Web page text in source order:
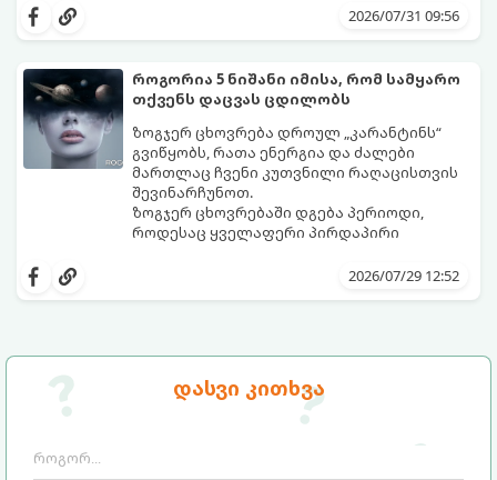
დასვი კითხვა
ზოდიაქოს 4 ნიშანს ფინანსური წარმატების
შორის, ვისაც აგვისტოში ფინანსური
2026/07/31 09:56
როგორია 5 ნიშანი იმისა, რომ სამყარო
თქვენს დაცვას ცდილობს
ზოგჯერ ცხოვრება დროულ „კარანტინს“
გვიწყობს, რათა ენერგია და ძალები
მართლაც ჩვენი კუთვნილი რაღაცისთვის
შევინარჩუნოთ.
ზოგჯერ ცხოვრებაში დგება პერიოდი,
როდესაც ყველაფერი პირდაპირი
იშლება მნიშვნელოვანი გარიგებები,
ასეთ მომენტებში ადვილია
ეზოთერიკასა და ფსიქოლოგიაში ეს
ფენომენი ხშირად სხვანაირად
მომხდარი მარცხი სასჯელი კი არა,
სამყაროს მცდელობაა:
2026/07/29 12:52